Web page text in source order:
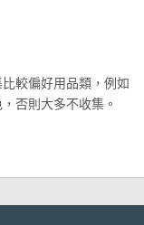
較偏好用品類，例如
否則大多不收集。